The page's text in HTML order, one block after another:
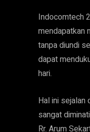
Indocomtech
mendapatkan
tanpa diundi
dapat
hari.
Hal ini sejalan
sangat
Rr. Arum